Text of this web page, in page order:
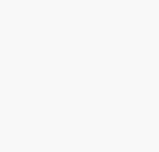
8/7/2026 âm lịch
Giác, nạp âm Lư
ngày: